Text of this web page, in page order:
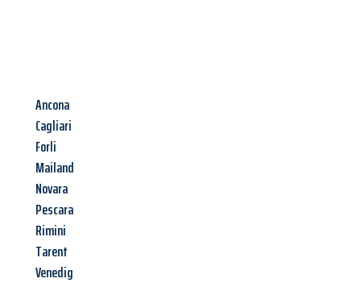
Ancona
Cagliari
Forli
Mailand
Novara
Pescara
Rimini
Tarent
Venedig